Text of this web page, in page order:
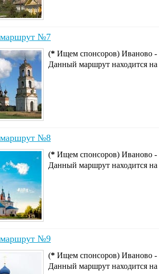
маршрут №7
(* Ищем спонсоров) Иваново
Данный маршрут находится
маршрут №8
(* Ищем спонсоров) Иваново -
Данный маршрут находится
маршрут №9
(* Ищем спонсоров) Иваново
Данный маршрут находится